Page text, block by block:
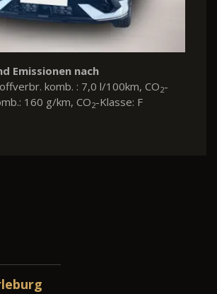
Emissionen nach
komb. : 7,0 l/100km, CO2-
160 g/km, CO2-Klasse: F